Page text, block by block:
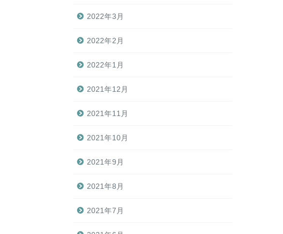
2022年3月
2022年2月
2022年1月
2021年12月
2021年11月
2021年10月
2021年9月
2021年8月
2021年7月